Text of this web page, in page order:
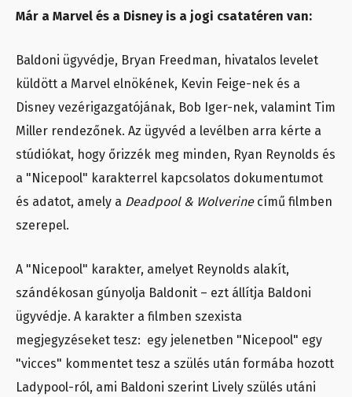
Már a Marvel és a Disney is a jogi csatatéren van:
Baldoni ügyvédje, Bryan Freedman, hivatalos levelet
küldött a Marvel elnökének, Kevin Feige-nek és a
Disney vezérigazgatójának, Bob Iger-nek, valamint Tim
Miller rendezőnek. Az ügyvéd a levélben arra kérte a
stúdiókat, hogy őrizzék meg minden, Ryan Reynolds és
a "Nicepool" karakterrel kapcsolatos dokumentumot
és adatot, amely a Deadpool & Wolverinecímű filmben
szerepel.
A "Nicepool" karakter, amelyet Reynolds alakít,
szándékosan gúnyolja Baldonit – ezt állítja Baldoni
ügyvédje. A karakter a filmben szexista
megjegyzéseket tesz: egy jelenetben "Nicepool" egy
"vicces" kommentet tesz a szülés után formába hozott
Ladypool-ról, ami Baldoni szerint Lively szülés utáni